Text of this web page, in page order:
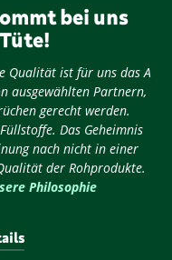
bei uns
Qualität ist für uns das A
ausgewählten Partnern,
gerecht werden.
Das Geheimnis
nach nicht in einer
der Rohprodukte.
Philosophie